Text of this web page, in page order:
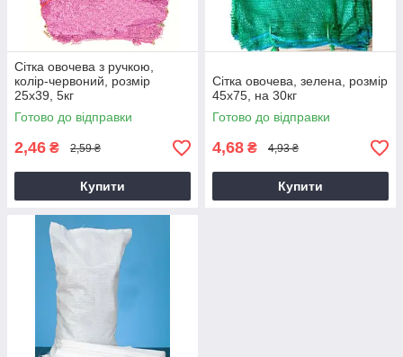
Сітка овочева з ручкою,
колір-червоний, розмір
25х39, 5кг
Готово до відправки
2,46 ₴ 2,59 ₴
Купити
Сітка овочева, зелена, розмір
45х75, на 30кг
Готово до відправки
4,68 ₴ 4,93 ₴
Купити